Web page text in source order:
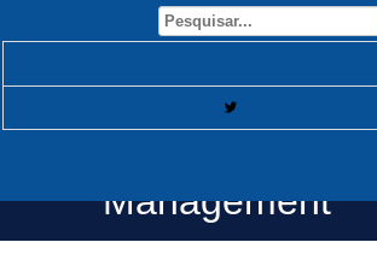
Management